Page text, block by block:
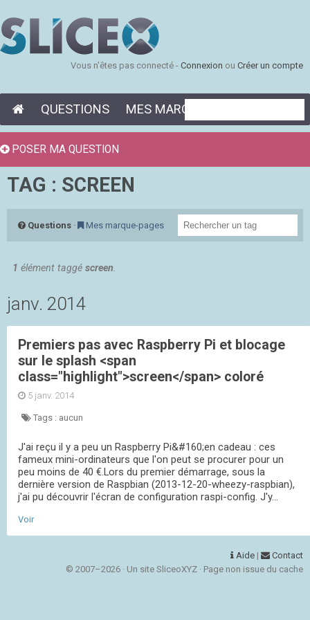
Vous n'êtes pas connecté - Connexion ou Créer un compte
QUESTIONS MES MARQUE-PAGES
TAG : SCREEN
Questions · Mes marque-pages
1 élément taggé screen
janv. 2014
Premiers pas avec Raspberry Pi et blocage
sur le splash <span
class="highlight">screen</span> coloré
5 janv. 2014
Tags : aucun
J'ai reçu il y a peu un Raspberry Pi&#160;en cadeau : ces
fameux mini-ordinateurs que l'on peut se procurer pour un
peu moins de 40 €.Lors du premier démarrage, sous la
dernière version de Raspbian (2013-12-20-wheezy-raspbian),
j'ai pu découvrir l'écran de configuration raspi-config. J'y...
Voir
POSER MA QUESTION
Aide |
Contact
© 2007–2026 · Un site SliceoXYZ · Page non issue du cache